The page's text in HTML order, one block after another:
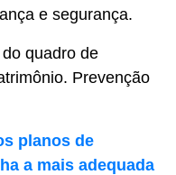
e segurança.
quadro de
Prevenção
planos de
a mais adequada